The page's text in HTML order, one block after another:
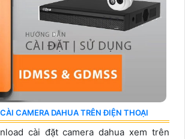
CAMERA DAHUA TRÊN ĐIỆN THOẠI
cài đặt camera dahua xem trên